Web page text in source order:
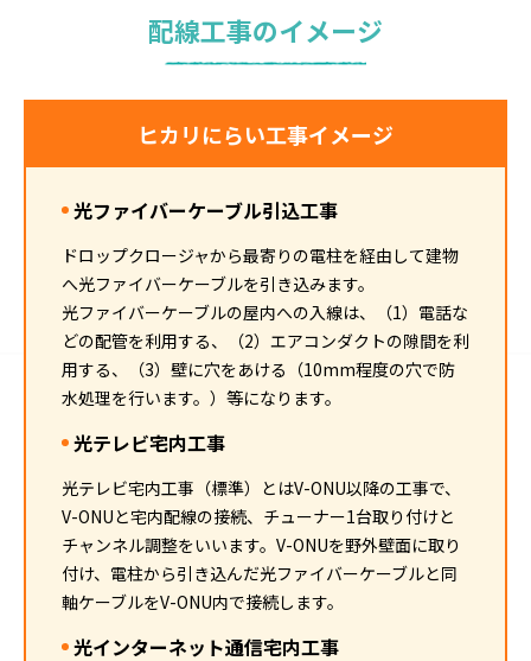
配線工事のイメージ
ヒカリにらい工事イメージ
光ファイバーケーブル引込工事
ドロップクロージャから最寄りの電柱を経由して建物
へ光ファイバーケーブルを引き込みます。
光ファイバーケーブルの屋内への入線は、（1）電話な
どの配管を利用する、（2）エアコンダクトの隙間を利
用する、（3）壁に穴をあける（10mm程度の穴で防
水処理を行います。）等になります。
光テレビ宅内工事
光テレビ宅内工事（標準）とはV-ONU以降の工事で、
V-ONUと宅内配線の接続、チューナー1台取り付けと
チャンネル調整をいいます。V-ONUを野外壁面に取り
付け、電柱から引き込んだ光ファイバーケーブルと同
軸ケーブルをV-ONU内で接続します。
光インターネット通信宅内工事